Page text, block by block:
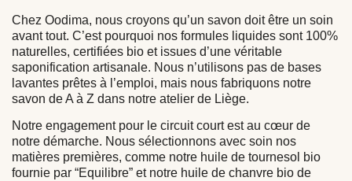
Chez Oodima, nous croyons qu’un savon doit être un soin
avant tout. C’est pourquoi nos formules liquides sont 100%
naturelles, certifiées bio et issues d’une véritable
saponification artisanale. Nous n’utilisons pas de bases
lavantes prêtes à l’emploi, mais nous fabriquons notre
savon de A à Z dans notre atelier de Liège.
Notre engagement pour le circuit court est au cœur de
notre démarche. Nous sélectionnons avec soin nos
matières premières, comme notre huile de tournesol bio
fournie par “Equilibre” et notre huile de chanvre bio de